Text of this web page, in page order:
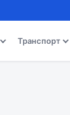
Транспорт